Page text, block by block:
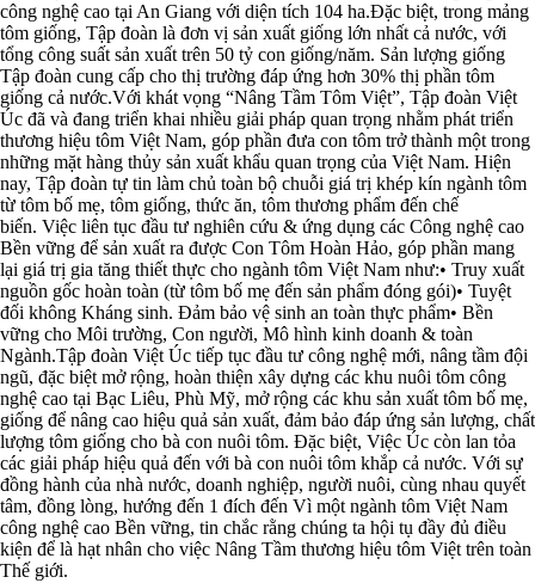
công nghệ cao tại An Giang với diện tích 104 ha.Đặc biệt, trong mảng
tôm giống, Tập đoàn là đơn vị sản xuất giống lớn nhất cả nước, với
tổng công suất sản xuất trên 50 tỷ con giống/năm. Sản lượng giống
Tập đoàn cung cấp cho thị trường đáp ứng hơn 30% thị phần tôm
giống cả nước.Với khát vọng “Nâng Tầm Tôm Việt”, Tập đoàn Việt
Úc đã và đang triển khai nhiều giải pháp quan trọng nhằm phát triển
thương hiệu tôm Việt Nam, góp phần đưa con tôm trở thành một trong
những mặt hàng thủy sản xuất khẩu quan trọng của Việt Nam. Hiện
nay, Tập đoàn tự tin làm chủ toàn bộ chuỗi giá trị khép kín ngành tôm
từ tôm bố mẹ, tôm giống, thức ăn, tôm thương phẩm đến chế
biến. Việc liên tục đầu tư nghiên cứu & ứng dụng các Công nghệ cao
Bền vững để sản xuất ra được Con Tôm Hoàn Hảo, góp phần mang
lại giá trị gia tăng thiết thực cho ngành tôm Việt Nam như:• Truy xuất
nguồn gốc hoàn toàn (từ tôm bố mẹ đến sản phẩm đóng gói)• Tuyệt
đối không Kháng sinh. Đảm bảo vệ sinh an toàn thực phẩm• Bền
vững cho Môi trường, Con người, Mô hình kinh doanh & toàn
Ngành.Tập đoàn Việt Úc tiếp tục đầu tư công nghệ mới, nâng tầm đội
ngũ, đặc biệt mở rộng, hoàn thiện xây dựng các khu nuôi tôm công
nghệ cao tại Bạc Liêu, Phù Mỹ, mở rộng các khu sản xuất tôm bố mẹ,
giống để nâng cao hiệu quả sản xuất, đảm bảo đáp ứng sản lượng, chất
lượng tôm giống cho bà con nuôi tôm. Đặc biệt, Việc Úc còn lan tỏa
các giải pháp hiệu quả đến với bà con nuôi tôm khắp cả nước. Với sự
đồng hành của nhà nước, doanh nghiệp, người nuôi, cùng nhau quyết
tâm, đồng lòng, hướng đến 1 đích đến Vì một ngành tôm Việt Nam
công nghệ cao Bền vững, tin chắc rằng chúng ta hội tụ đầy đủ điều
kiện để là hạt nhân cho việc Nâng Tầm thương hiệu tôm Việt trên toàn
Thế giới.